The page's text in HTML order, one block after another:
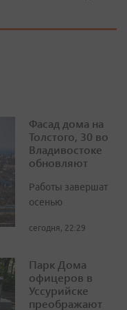
Фасад дома на
Толстого, 30 во
Владивостоке
обновляют
Работы завершат
осенью
сегодня, 22:29
Парк Дома
офицеров в
Уссурийске
преображают